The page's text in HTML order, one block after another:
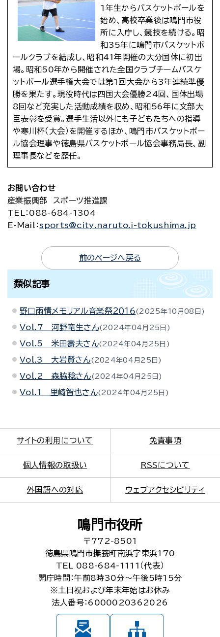
1年生からバスケットボールを
始め、高校卒業後は鳴門市役
所に入庁し、競技を続ける。昭
和35年に鳴門市バスケットボ
ールクラブを結成し、昭和41年開催の大分国体に初出
場。昭和50年から開催された全国クラブチームバスケ
ットボール選手権大会では第1回大会から3年連続準優
勝を果たす。現役時代は四国大会優勝24回、国体出場
8回など充実した活動成績を収め、昭和56年に文部大
臣表彰を受賞。選手生活以外にも子どもたちへの指導
や寒川杯（大会）を開催するほか、鳴門市バスケットボー
ル協会理事や徳島県バスケットボール協会事務局長、副
理事長などを歴任。
お問い合わせ
産業振興部 スポーツ推進課
TEL
：088-684-1304
E-Mail
： sports@city.naruto.i-tokushima.jp
前のページへ戻る
類似記事
野口雨情メモリアル音楽祭２０１６ 2025年10月08日
Vol.7 河野竜生さん 2024年04月25日
Vol.5 米田壽夫さん 2024年04月25日
Vol.3 大岩賢さん 2024年04月25日
Vol.2 森脇稔さん 2024年04月25日
Vol.1 里崎智也さん 2024年04月25日
サイトの利用について 免責事項
個人情報の取扱い RSSについて
外国語への対応 ウェブアクセシビリティ
鳴門市役所
〒772-8501
徳島県鳴門市撫養町南浜字東浜170
TEL 088-684-1111（代表）
開庁時間：午前8時30分～午後5時15分
※土日祝および年末年始はお休み
法人番号：6000020362026